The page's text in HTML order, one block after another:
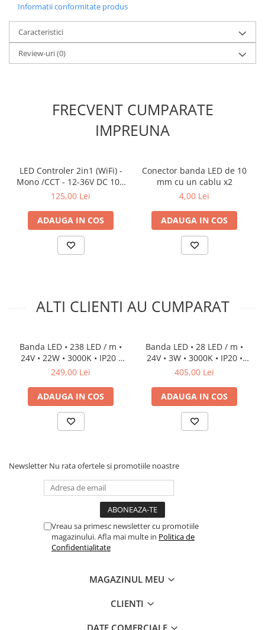
Informatii conformitate produs
Caracteristici
Review-uri(0)
FRECVENT CUMPARATE
IMPREUNA
LED Controler 2in1 (WiFi) -
Mono /CCT - 12-36V DC 10A
- Alexa Tuya - WT1
125,00 Lei
ADAUGA IN COS
Conector banda LED de 10
mm cu un cablu x2
4,00 Lei
ADAUGA IN COS
ALTI CLIENTI AU CUMPARAT
Banda LED • 238 LED / m •
24V • 22W • 3000K • IP20 •
2420lm • 10mm • Cri92 3Oz
249,00 Lei
ADAUGA IN COS
Banda LED • 28 LED / m •
24V • 3W • 3000K • IP20 •
400lm • 8mm • Cri80
405,00 Lei
ADAUGA IN COS
Newsletter Nu rata ofertele si promotiile noastre
Vreau sa primesc newsletter cu promotiile
magazinului. Afla mai multe in Politica de
Confidentialitate
MAGAZINUL MEU
CLIENTI
DATE COMERCIALE